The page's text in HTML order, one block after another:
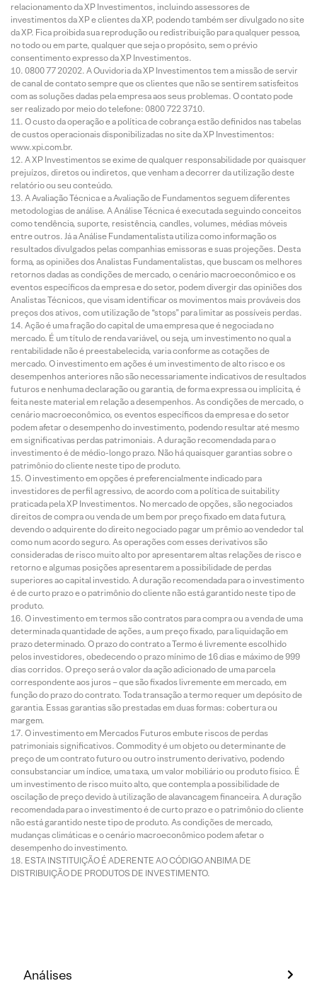
relacionamento da XP Investimentos, incluindo assessores de
investimentos da XP e clientes da XP, podendo também ser divulgado no site
da XP. Fica proibida sua reprodução ou redistribuição para qualquer pessoa,
no todo ou em parte, qualquer que seja o propósito, sem o prévio
consentimento expresso da XP Investimentos.
0800 77 20202. A Ouvidoria da XP Investimentos tem a missão de servir
de canal de contato sempre que os clientes que não se sentirem satisfeitos
com as soluções dadas pela empresa aos seus problemas. O contato pode
ser realizado por meio do telefone: 0800 722 3710.
O custo da operação e a política de cobrança estão definidos nas tabelas
de custos operacionais disponibilizadas no site da XP Investimentos:
www.xpi.com.br.
A XP Investimentos se exime de qualquer responsabilidade por quaisquer
prejuízos, diretos ou indiretos, que venham a decorrer da utilização deste
relatório ou seu conteúdo.
A Avaliação Técnica e a Avaliação de Fundamentos seguem diferentes
metodologias de análise. A Análise Técnica é executada seguindo conceitos
como tendência, suporte, resistência, candles, volumes, médias móveis
entre outros. Já a Análise Fundamentalista utiliza como informação os
resultados divulgados pelas companhias emissoras e suas projeções. Desta
forma, as opiniões dos Analistas Fundamentalistas, que buscam os melhores
retornos dadas as condições de mercado, o cenário macroeconômico e os
eventos específicos da empresa e do setor, podem divergir das opiniões dos
Analistas Técnicos, que visam identificar os movimentos mais prováveis dos
preços dos ativos, com utilização de “stops” para limitar as possíveis perdas.
Ação é uma fração do capital de uma empresa que é negociada no
mercado. É um título de renda variável, ou seja, um investimento no qual a
rentabilidade não é preestabelecida, varia conforme as cotações de
mercado. O investimento em ações é um investimento de alto risco e os
desempenhos anteriores não são necessariamente indicativos de resultados
futuros e nenhuma declaração ou garantia, de forma expressa ou implícita, é
feita neste material em relação a desempenhos. As condições de mercado, o
cenário macroeconômico, os eventos específicos da empresa e do setor
podem afetar o desempenho do investimento, podendo resultar até mesmo
em significativas perdas patrimoniais. A duração recomendada para o
investimento é de médio-longo prazo. Não há quaisquer garantias sobre o
patrimônio do cliente neste tipo de produto.
O investimento em opções é preferencialmente indicado para
investidores de perfil agressivo, de acordo com a política de suitability
praticada pela XP Investimentos. No mercado de opções, são negociados
direitos de compra ou venda de um bem por preço fixado em data futura,
devendo o adquirente do direito negociado pagar um prêmio ao vendedor tal
como num acordo seguro. As operações com esses derivativos são
consideradas de risco muito alto por apresentarem altas relações de risco e
retorno e algumas posições apresentarem a possibilidade de perdas
superiores ao capital investido. A duração recomendada para o investimento
é de curto prazo e o patrimônio do cliente não está garantido neste tipo de
produto.
O investimento em termos são contratos para compra ou a venda de uma
determinada quantidade de ações, a um preço fixado, para liquidação em
prazo determinado. O prazo do contrato a Termo é livremente escolhido
pelos investidores, obedecendo o prazo mínimo de 16 dias e máximo de 999
dias corridos. O preço será o valor da ação adicionado de uma parcela
correspondente aos juros – que são fixados livremente em mercado, em
função do prazo do contrato. Toda transação a termo requer um depósito de
garantia. Essas garantias são prestadas em duas formas: cobertura ou
margem.
O investimento em Mercados Futuros embute riscos de perdas
patrimoniais significativos. Commodity é um objeto ou determinante de
preço de um contrato futuro ou outro instrumento derivativo, podendo
consubstanciar um índice, uma taxa, um valor mobiliário ou produto físico. É
um investimento de risco muito alto, que contempla a possibilidade de
oscilação de preço devido à utilização de alavancagem financeira. A duração
recomendada para o investimento é de curto prazo e o patrimônio do cliente
não está garantido neste tipo de produto. As condições de mercado,
mudanças climáticas e o cenário macroeconômico podem afetar o
desempenho do investimento.
ESTA INSTITUIÇÃO É ADERENTE AO CÓDIGO ANBIMA DE
DISTRIBUIÇÃO DE PRODUTOS DE INVESTIMENTO.
Análises